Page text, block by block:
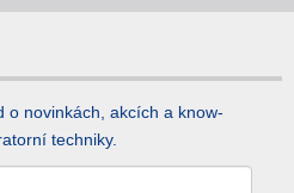
o novinkách, akcích a know-
techniky.